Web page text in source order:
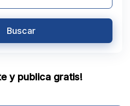
Buscar
y publica gratis!